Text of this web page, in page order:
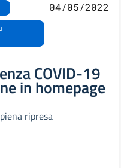
04/05/2022
COVID-19
in homepage
ripresa